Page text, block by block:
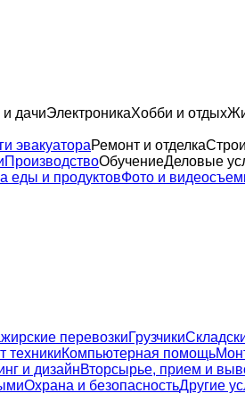
дачиЭлектроникаХобби и отдых
эвакуатораРемонт и отделка
ПроизводствоОбучениеДеловые
еды и продуктовФото и
перевозкиГрузчики
техникиКомпьютерная помощь
и дизайнВторсырье, прием и
Охрана и безопасностьДругие